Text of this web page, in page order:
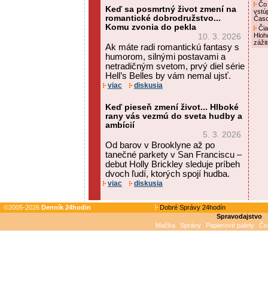
Keď sa posmrtný život zmení na
romantické dobrodružstvo...
Komu zvonia do pekla
10. 3. 2026
Ak máte radi romantickú fantasy s
humorom, silnými postavami a
netradičným svetom, prvý diel série
Hell’s Belles by vám nemal ujsť.
viac diskusia
Keď pieseň zmení život... Hlboké
rany vás vezmú do sveta hudby a
ambícií
5. 3. 2026
Od barov v Brooklyne až po
tanečné parkety v San Franciscu –
debut Holly Brickley sleduje príbeh
dvoch ľudí, ktorých spojí hudba.
viac diskusia
Čo
©2005-2026 Denník 24hodin
Dobré Správy 24hodín
Spravodajstvo
Mačka
Správy Papierové palety